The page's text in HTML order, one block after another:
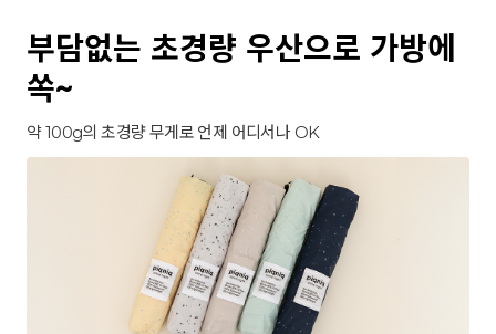
부담없는 초경량 우산으로 가방에
쏙~
약 100g의 초경량 무게로 언제 어디서나 OK